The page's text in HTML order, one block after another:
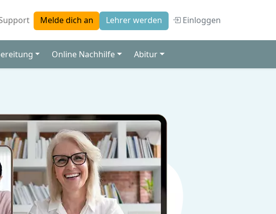
Melde dich an Lehrer werden Einloggen
Online Nachhilfe Abitur